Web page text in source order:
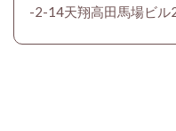
-2-14天翔高田馬場ビル